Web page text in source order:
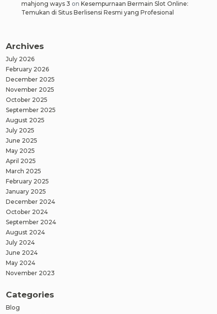
mahjong ways 3 on Kesempurnaan Bermain Slot Online:
Temukan di Situs Berlisensi Resmi yang Profesional
Archives
July 2026
February 2026
December 2025
November 2025
October 2025
September 2025
August 2025
July 2025
June 2025
May 2025
April 2025
March 2025
February 2025
January 2025
December 2024
October 2024
September 2024
August 2024
July 2024
June 2024
May 2024
November 2023
Categories
Blog